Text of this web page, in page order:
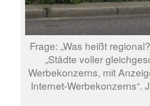
Frage: „Was heißt
„Städte voller
Werbekonzerns, mit
Internet-Werbekonzerns“.